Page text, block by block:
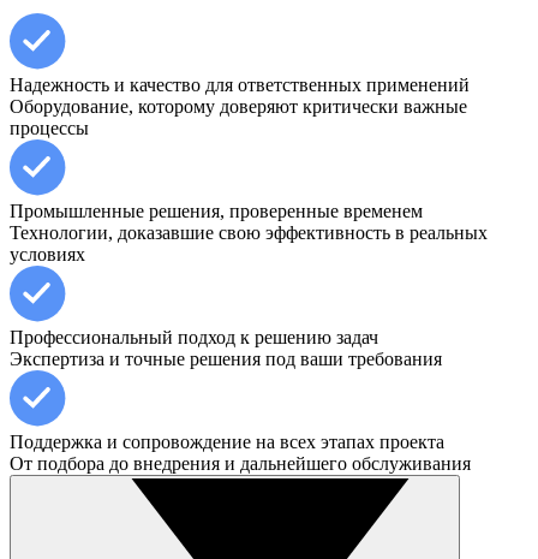
Надежность и качество для ответственных применений
Оборудование, которому доверяют критически важные
процессы
Промышленные решения, проверенные временем
Технологии, доказавшие свою эффективность в реальных
условиях
Профессиональный подход к решению задач
Экспертиза и точные решения под ваши требования
Поддержка и сопровождение на всех этапах проекта
От подбора до внедрения и дальнейшего обслуживания